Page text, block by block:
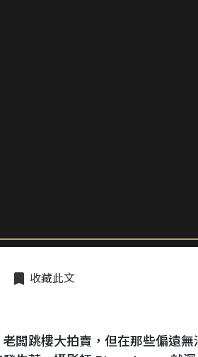
收藏此文
闆跳樓大拍賣，但在那些偏遠